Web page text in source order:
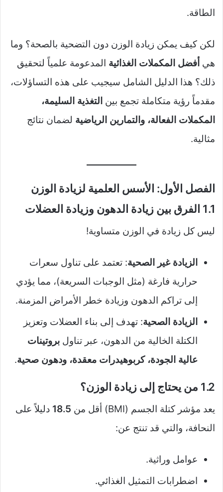
الطاقة.
لكن كيف يمكن زيادة الوزن دون التضحية بالصحة؟ وما
هي أفضل المكملات الغذائية المدعومة علمياً لتحقيق
ذلك؟ هذا الدليل الشامل سيجيب على هذه التساؤلات،
مقدماً رؤية متكاملة تجمع بين التغذية السليمة،
المكملات الفعالة، والتمارين الرياضية لضمان نتائج
مثالية.
الفصل الأول: الأسس العلمية لزيادة الوزن
1.1 الفرق بين زيادة الدهون وزيادة العضلات
ليس كل زيادة في الوزن متساوية!
الزيادة غير الصحية: تعتمد على تناول سعرات
حرارية فارغة (مثل الوجبات السريعة)، مما يؤدي
إلى تراكم الدهون وزيادة خطر الأمراض المزمنة.
الزيادة الصحية: تهدف إلى بناء العضلات وتعزيز
الكتلة الخالية من الدهون، عبر تناول بروتينات
عالية الجودة، كربوهيدرات معقدة، ودهون صحية.
1.2 من يحتاج إلى زيادة الوزن؟
يعد مؤشر كتلة الجسم (BMI) أقل من 18.5 دليلاً على
النحافة، والتي قد تنتج عن:
عوامل وراثية.
اضطرابات التمثيل الغذائي.